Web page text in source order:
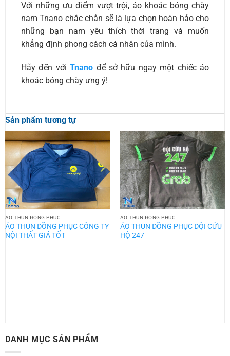
Với những ưu điểm vượt trội, áo khoác bóng chày
nam Tnano chắc chắn sẽ là lựa chọn hoàn hảo cho
những bạn nam yêu thích thời trang và muốn
khẳng định phong cách cá nhân của mình.
Hãy đến vớiTnano để sở hữu ngay một chiếc áo
khoác bóng chày ưng ý!
Sản phẩm tương tự
ÁO THUN ĐỒNG PHỤC
ÁO THUN ĐỒNG PHỤC CÔNG TY
NỘI THẤT GIÁ TỐT
ÁO THUN ĐỒNG PHỤC
ÁO THUN ĐỒNG PHỤC ĐỘI CỨU
HỘ 247
DANH MỤC SẢN PHẨM